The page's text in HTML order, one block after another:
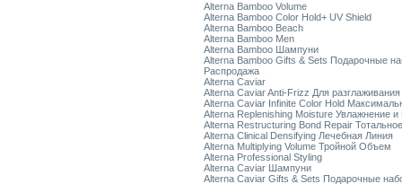
Alterna Bamboo Volume
Alterna Bamboo Color Hold+ UV Shield
Alterna Bamboo Beach
Alterna Bamboo Men
Alterna Bamboo Шампуни
Alterna Bamboo Gifts & Sets Подарочные
Распродажа
Alterna Caviar
Alterna Caviar Anti-Frizz Для
Alterna Caviar Infinite Color Hold
Alterna Replenishing Moisture Увлажнение и
Alterna Restructuring Bond Repair
Alterna Clinical Densifying Лечебная Линия
Alterna Multiplying Volume Тройной Объем
Alterna Professional Styling
Alterna Caviar Шампуни
Alterna Caviar Gifts & Sets Подарочные